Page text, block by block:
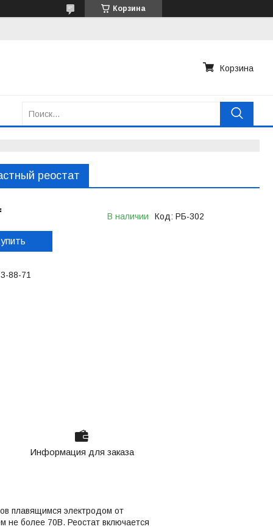
Корзина
Корзина
реостат
В наличии Код: РБ-302
88-71
Информация для заказа
плавящимся электродом от
не более 70В. Реостат включается